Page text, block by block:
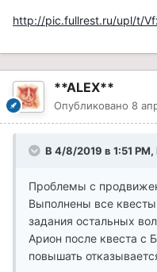
http://pic.fullrest.ru/upl/t/
**ALEX**
Опубликовано 8
В 4/8/2019 в 1:51
Проблемы с
Выполнены все
задания остальных
Арион после квеста с
повышать